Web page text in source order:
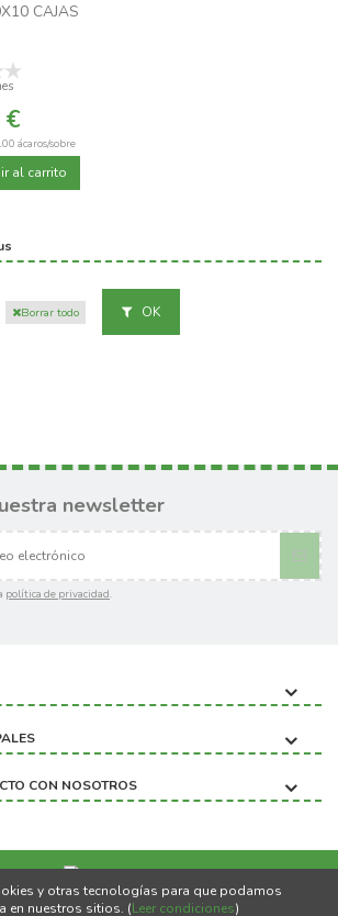
CAJAS
ácaros/sobre
al carrito
Borrar todo OK
newsletter
política de privacidad.
CON NOSOTROS
Copyright ©2020 BIOBICHO
y otras tecnologías para que podamos
en nuestros sitios. (Leer condiciones)